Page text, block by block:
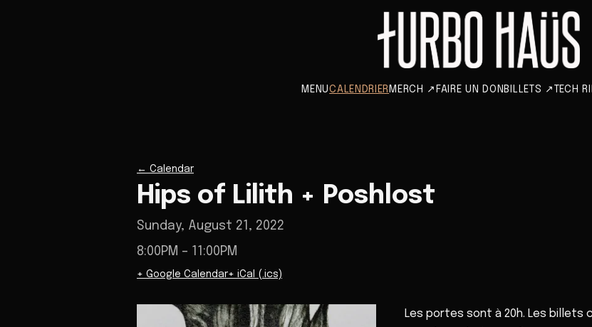
MENUCALENDRIER MERCH ↗ FAIRE UN DON BILLETS ↗ TECH
← Calendar
Hips of Lilith + Poshlost
Sunday, August 21, 2022
8:00PM – 11:00PM
+ Google Calendar+ iCal (.ics)
Les portes sont à 20h. Les billets